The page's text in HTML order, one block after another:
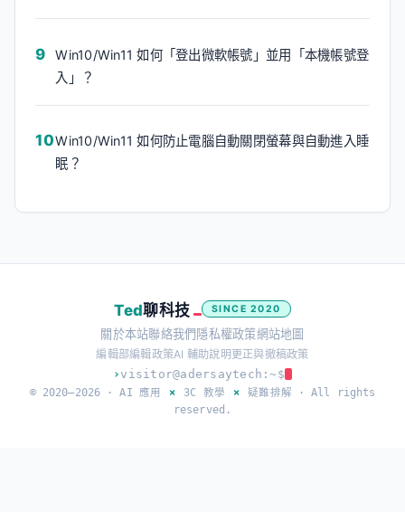
Win10/Win11 如何「登出微軟帳號」並用「本機帳號登
入」？
Win10/Win11 如何防止電腦自動關閉螢幕與自動進入睡
眠？
Ted聊科技 SINCE 2020
關於本站聯絡我們 隱私權政策網站地圖
編輯部編輯政策AI 輔助說明更正與撤稿政策
› visitor@adersaytech:~$
© 2020–2026 ·AI 應用 × 3C 教學 × 疑難排解 · All rights
reserved.